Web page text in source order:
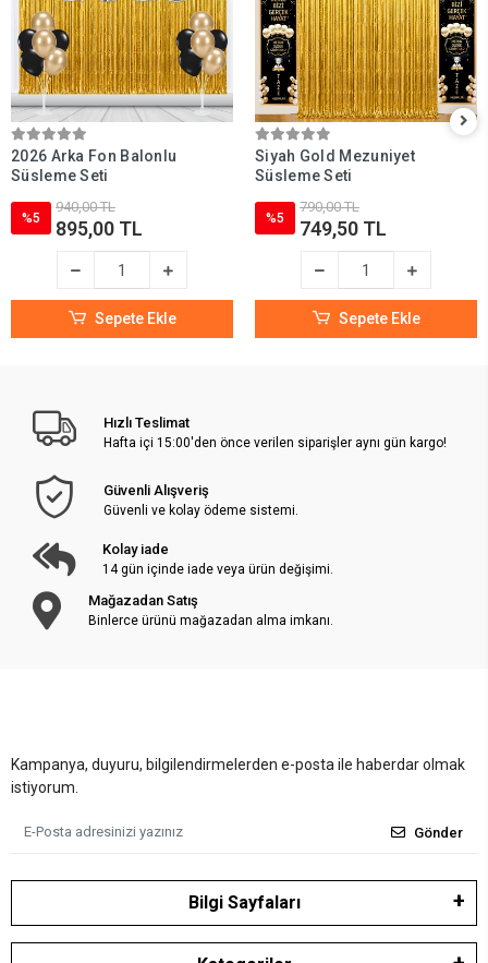
2026 Arka Fon Balonlu
Süsleme Seti
%5
940,00 TL
895,00 TL
Sepete Ekle
Siyah Gold Mezuniyet
Süsleme Seti
%5
790,00 TL
749,50 TL
Sepete Ekle
Hızlı Teslimat
Hafta içi 15:00'den önce verilen siparişler aynı gün kargo!
Güvenli Alışveriş
Güvenli ve kolay ödeme sistemi.
Kolay iade
14 gün içinde iade veya ürün değişimi.
Mağazadan Satış
Binlerce ürünü mağazadan alma imkanı.
Kampanya, duyuru, bilgilendirmelerden e-posta ile haberdar olmak
istiyorum.
Gönder
Bilgi Sayfaları